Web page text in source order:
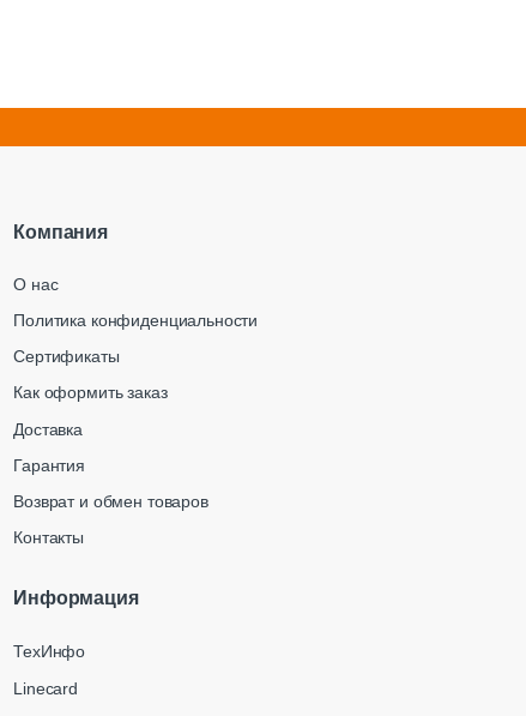
Компания
О нас
Политика конфиденциальности
Сертификаты
Как оформить заказ
Доставка
Гарантия
Возврат и обмен товаров
Контакты
Информация
ТехИнфо
Linecard